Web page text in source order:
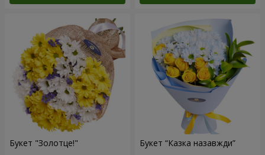
Букет "Золотце!" Букет “Казка назавжди”